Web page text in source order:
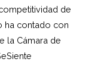
de
ha contado con
la Cámara de